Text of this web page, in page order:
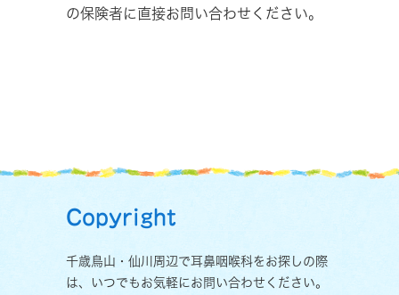
の保険者に直接お問い合わせください。
Copyright
千歳鳥山・仙川周辺で耳鼻咽喉科をお探しの際
は、いつでもお気軽にお問い合わせください。